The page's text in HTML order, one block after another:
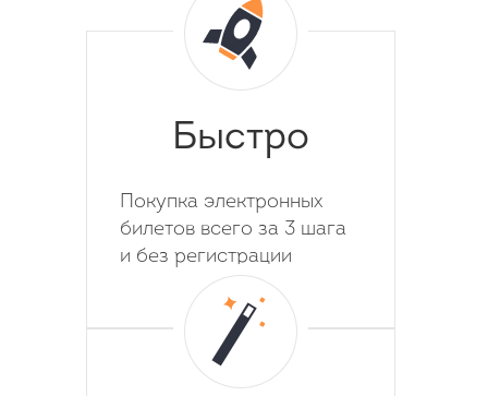
Быстро
Покупка электронных
билетов всего за 3 шага
и без регистрации